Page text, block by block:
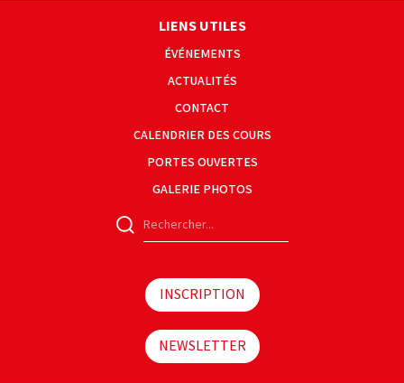
LIENS UTILES
ÉVÉNEMENTS
ACTUALITÉS
CONTACT
CALENDRIER DES COURS
PORTES OUVERTES
GALERIE PHOTOS
INSCRIPTION
NEWSLETTER